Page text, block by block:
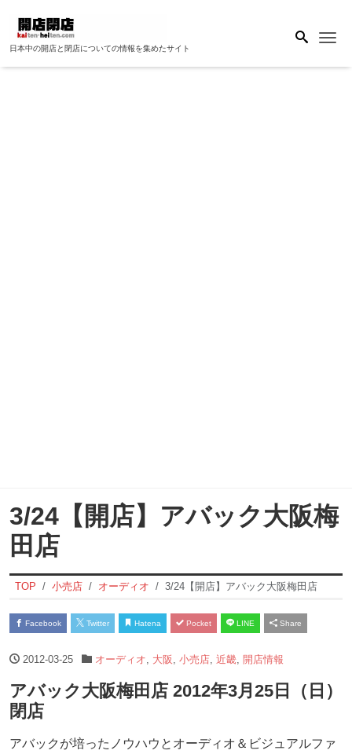
日本中の開店と閉店についての情報を集めたサイト
3/24【開店】アバック大阪梅
田店
TOP 小売店 オーディオ 3/24【開店】アバック大阪梅田店
Facebook Twitter Hatena Pocket LINE Share
2012-03-25 オーディオ 大阪 小売店, 近畿, 開店情報
アバック大阪梅田店 2012年3月25日（日）
閉店
アバックが培ったノウハウとオーディオ＆ビジュアルファ